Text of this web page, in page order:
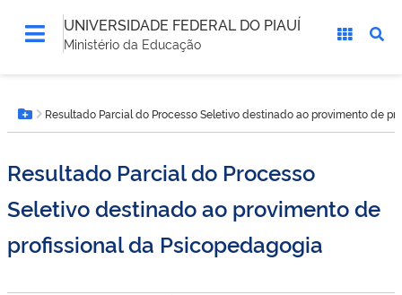
UNIVERSIDADE FEDERAL DO PIAUÍ
Ministério da Educação
está
aqui:Botão Menu
Resultado Parcial do Processo Seletivo destinado ao provimento de
Resultado Parcial do Processo
Seletivo destinado ao provimento de
profissional da Psicopedagogia